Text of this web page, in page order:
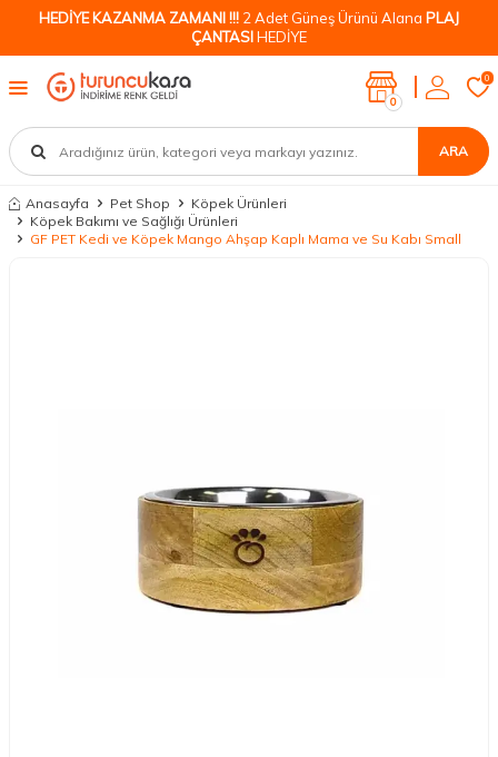
HEDİYE KAZANMA ZAMANI !!! 2 Adet Güneş Ürünü Alana PLAJ
ÇANTASIHEDİYE
ARA
0
0
Anasayfa Pet Shop
Köpek Ürünleri
Köpek Bakımı ve Sağlığı Ürünleri
GF PET Kedi ve Köpek Mango Ahşap Kaplı Mama ve Su Kabı Small